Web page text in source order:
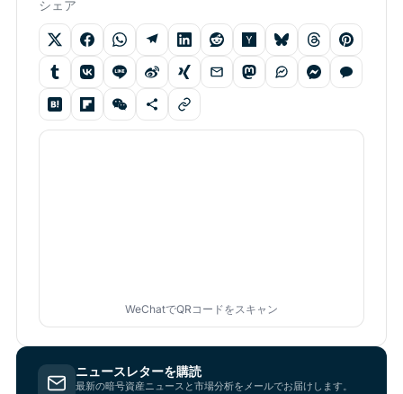
シェア
WeChatでQRコードをスキャン
ニュースレターを購読
最新の暗号資産ニュースと市場分析をメールでお届けします。